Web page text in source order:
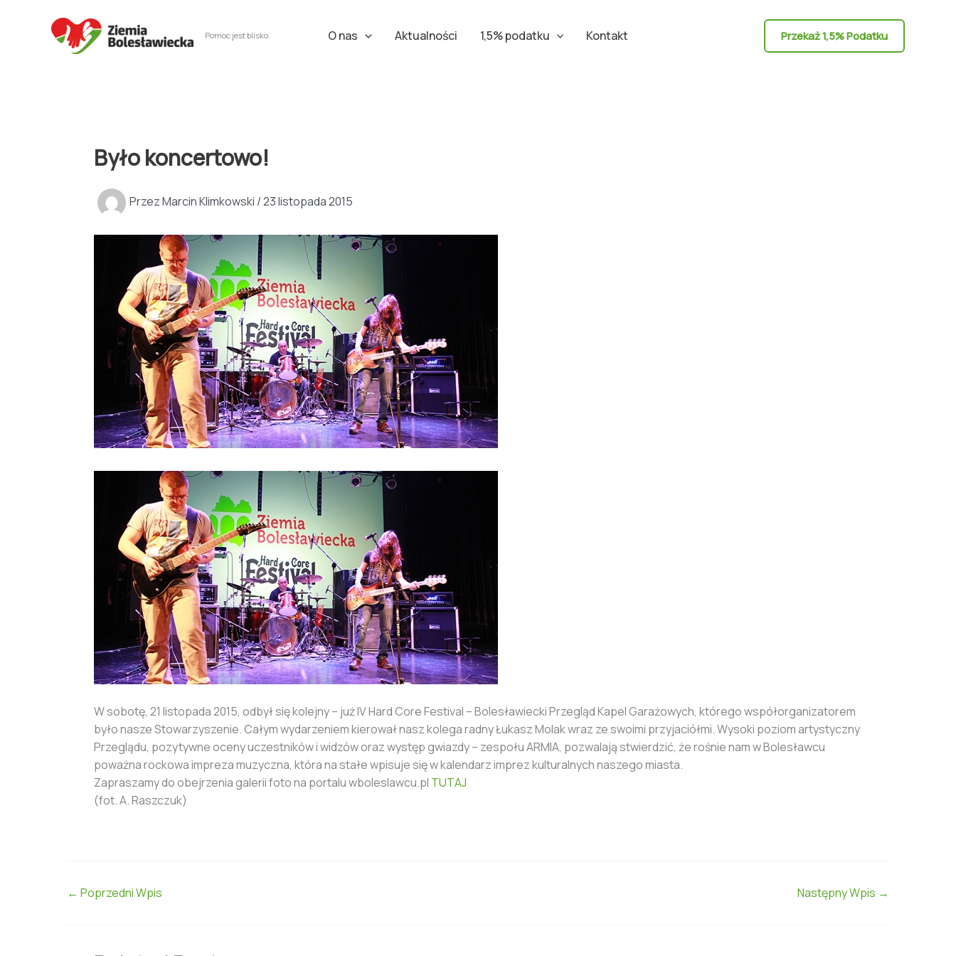
Pomoc jest blisko. O nas Aktualności 1,5% podatku Kontakt Przekaż 1,5% Podatku
Było koncertowo!
PrzezMarcin Klimkowski /23 listopada 2015
W sobotę, 21 listopada 2015, odbył się kolejny – już IV Hard Core Festival – Bolesławiecki Przegląd Kapel Garażowych, którego współorganizatorem
było nasze Stowarzyszenie. Całym wydarzeniem kierował nasz kolega radny Łukasz Molak wraz ze swoimi przyjaciółmi. Wysoki poziom artystyczny
Przeglądu, pozytywne oceny uczestników i widzów oraz występ gwiazdy – zespołu ARMIA, pozwalają stwierdzić, że rośnie nam w Bolesławcu
poważna rockowa impreza muzyczna, która na stałe wpisuje się w kalendarz imprez kulturalnych naszego miasta.
Zapraszamy do obejrzenia galerii foto na portalu wboleslawcu.pl TUTAJ
(fot. A. Raszczuk)
← Poprzedni Wpis Następny Wpis →